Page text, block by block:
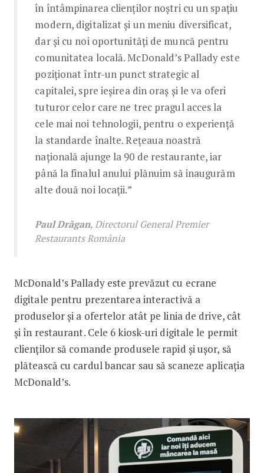
în întâmpinarea clienților noștri cu un spațiu
modern, digitalizat și un meniu diversificat,
dar și cu noi oportunități de muncă pentru
comunitatea locală. McDonald’s Pallady este
poziționat într-un punct strategic al
capitalei, spre ieșirea din oraș și le va oferi
tuturor celor care ne trec pragul acces la
cele mai noi tehnologii, pentru o experiență
la standarde înalte. Rețeaua noastră
națională ajunge la 90 de restaurante, iar
până la finalul anului plănuim să inaugurăm
alte două noi locații.”
Paul Drăgan, Directorul General Premier
Restaurants România
McDonald’s Pallady este prevăzut cu ecrane
digitale pentru prezentarea interactivă a
produselor și a ofertelor atât pe linia de drive, cât
și în restaurant. Cele 6 kiosk-uri digitale le permit
clienților să comande produsele rapid și ușor, să
plătească cu cardul bancar sau să scaneze aplicația
McDonald’s.